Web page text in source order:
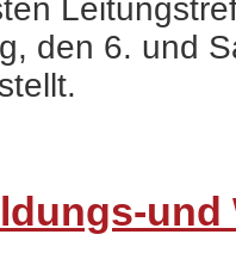
den 6. und